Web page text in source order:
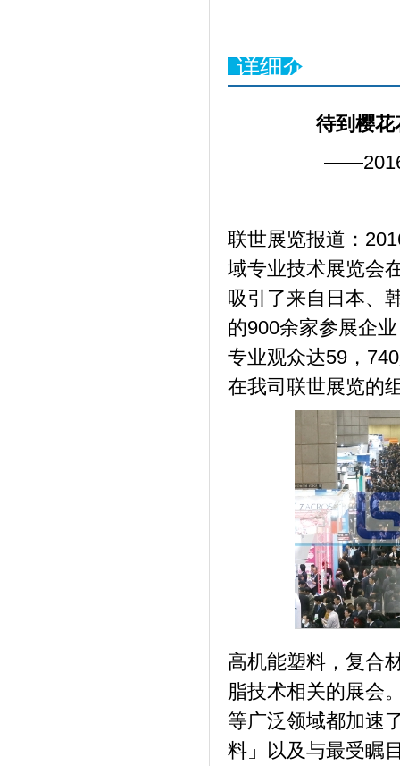
详细介绍
待到樱
——
联世展览报道：
域专业技术展览会
吸引了来自日本、
的900余家参展企
专业观众达59，
在我司联世展览的
高机能塑料，复合
脂技术相关的展会
等广泛领域都加速
料」以及与最受瞩